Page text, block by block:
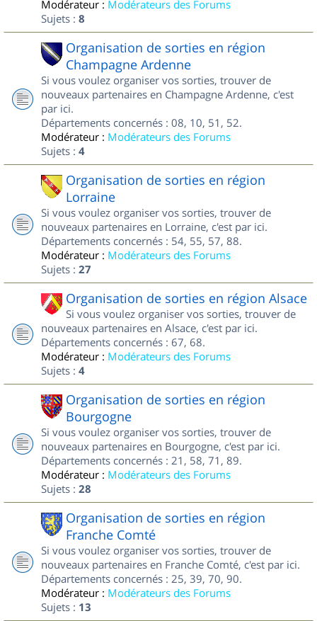
Modérateur : Modérateurs des Forums
Sujets : 8
Organisation de sorties en région
Champagne Ardenne
Si vous voulez organiser vos sorties, trouver de
nouveaux partenaires en Champagne Ardenne, c'est
par ici.
Départements concernés : 08, 10, 51, 52.
Modérateur : Modérateurs des Forums
Sujets : 4
Organisation de sorties en région
Lorraine
Si vous voulez organiser vos sorties, trouver de
nouveaux partenaires en Lorraine, c'est par ici.
Départements concernés : 54, 55, 57, 88.
Modérateur : Modérateurs des Forums
Sujets : 27
Organisation de sorties en région Alsace
Si vous voulez organiser vos sorties, trouver de
nouveaux partenaires en Alsace, c'est par ici.
Départements concernés : 67, 68.
Modérateur : Modérateurs des Forums
Sujets : 4
Organisation de sorties en région
Bourgogne
Si vous voulez organiser vos sorties, trouver de
nouveaux partenaires en Bourgogne, c'est par ici.
Départements concernés : 21, 58, 71, 89.
Modérateur : Modérateurs des Forums
Sujets : 28
Organisation de sorties en région
Franche Comté
Si vous voulez organiser vos sorties, trouver de
nouveaux partenaires en Franche Comté, c'est par ici.
Départements concernés : 25, 39, 70, 90.
Modérateur : Modérateurs des Forums
Sujets : 13